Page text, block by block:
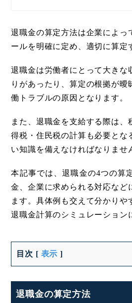
退職金の算定方法は企業によっ
ールを明確に定め、適切に算定
退職金は労働者にとって大きな
りがあったり、算定の根拠が曖
働トラブルの原因となります。
また、退職金を支給する際は、
得税・住民税の計算も必要とな
い知識を備えなければなりませ
本記事では、退職金の4つの算
金、企業に求められる対応など
ます。具体例も交えて分かりや
退職金計算のシミュレーション
目次 [ 表示 ]
退職金の算定方法